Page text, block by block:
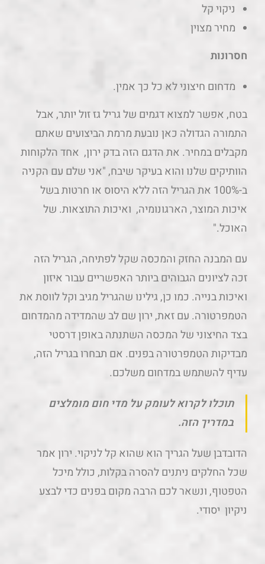
ניקוי קל
מחיר מצוין
חסרונות
מדחום חיצוני לא כל כך אמין.
בטח, אפשר למצוא דגמים של גריל גז זול יותר, אבל
התמורה הגדולה כאן נובעת מרמת הביצועים שאתם
מקבלים במחיר. את הדגם הזה בדק ירון, אחד הלקוחות
הוותיקים שלנו והוא בעיקר שיבח, "אני שלם עם הקניה
ב-100% את הגריל הזה ללא היסוס או חרטות בשל
איכות המוצר, הארגונומיה, ואיכות התוצאות. של
האוכל."
עם המבנה החזק והמכסה שקל לפתיחה, הגריל הזה
זכה לציונים הגבוהים ביותר האפשריים עבור איזון
ואיכות בנייה. כמו כן, גילינו שהגריל מגיב וקל לווסת את
הטמפרטורה. עם זאת, ירון שם לב שהמדידה מהמדחום
בצד החיצוני של המכסה השתנתה באופן דרסטי
מבדיקות הטמפרטורה בפנים. אם תבחרו בגריל הזה,
עדיף להשתמש במדחום משלכם.
תוכלו לקרוא לעומק על מדי חום מומלצים
במדריך הזה.
הדובדבן שעל הגריך הוא שהוא קל לניקוי. ירון אמר
שכל החלקים ניתנים להסרה בקלות, כולל מיכל
הטפטוף, ונשאר לכם הרבה מקום בפנים כדי לבצע
ניקיון יסודי.